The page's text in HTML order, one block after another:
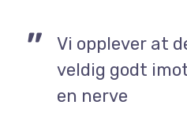
Vi opplever at
veldig godt
en nerve